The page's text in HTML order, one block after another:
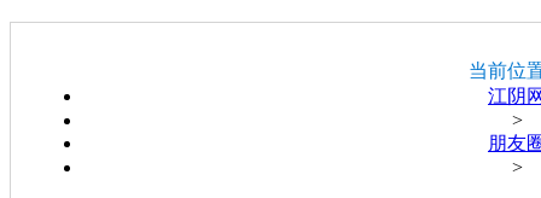
当前位
江阴网
>
朋友
>